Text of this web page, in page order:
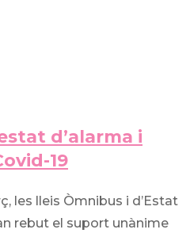
d’alarma i
19
les lleis Òmnibus i d’Estat
rebut el suport unànime